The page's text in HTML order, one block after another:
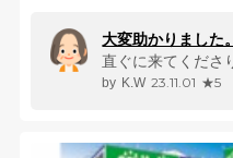
大変助かりました。
K.W 23.11.01 ★5